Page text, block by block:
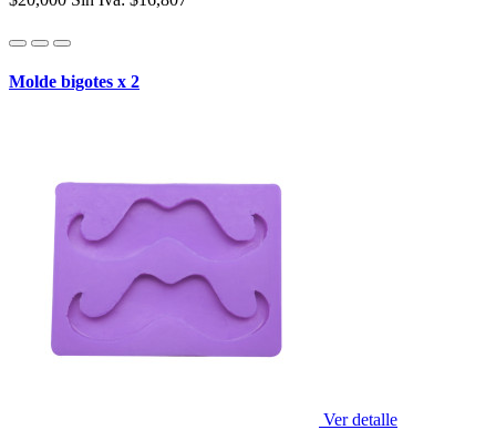
Molde bigotes x 2
Ver detalle